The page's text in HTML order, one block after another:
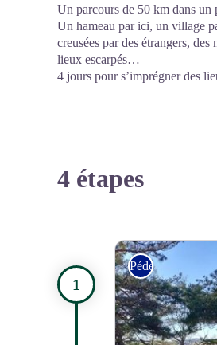
Un parcours de 50 km dans un
Un hameau par ici, un village
creusées par des étrangers,
lieux escarpés…
4 jours pour s’imprégner des
4 étapes
Pédestre